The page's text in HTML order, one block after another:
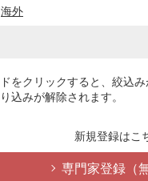
海外
をクリックすると、絞込み
込みが解除されます。
新規登録はこ
専門家登録（無